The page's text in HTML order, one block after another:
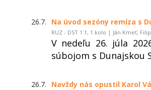
26.7. Na úvod sezóny remíza s
RUZ - DST 1:1, 1.kolo | Ján Kmeť,
V nedeľu 26. júla
súbojom s Dunajskou
26.7. Navždy nás opustil Karol